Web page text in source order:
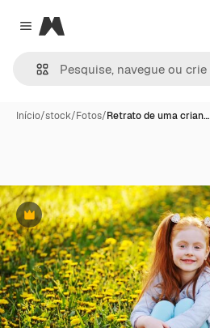
Close menu
Magnific
Início/stock/Fotos/Retrato de uma crian…
Premium